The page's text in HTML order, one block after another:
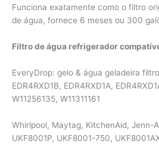
Funciona exatamente como o filtro
de água, fornece 6 meses ou 300
Filtro de água refrigerador
EveryDrop: gelo & água geladeira
EDR4RXD1B, EDR4RXD1A,
W11256135, W11311161
Whirlpool, Maytag, KitchenAid, Jenn-
UKF8001P, UKF8001-750,